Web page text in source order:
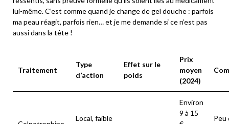
lui-même. C’est comme quand je change de gel douche : parfois
ma peau réagit, parfois rien… et je me demande si ce n’est pas
aussi dans la tête !
Traitement
Type
d’action
Effet sur le
poids
Prix
moyen
(2024)
Local, faible
Environ
9 à 15
Peu